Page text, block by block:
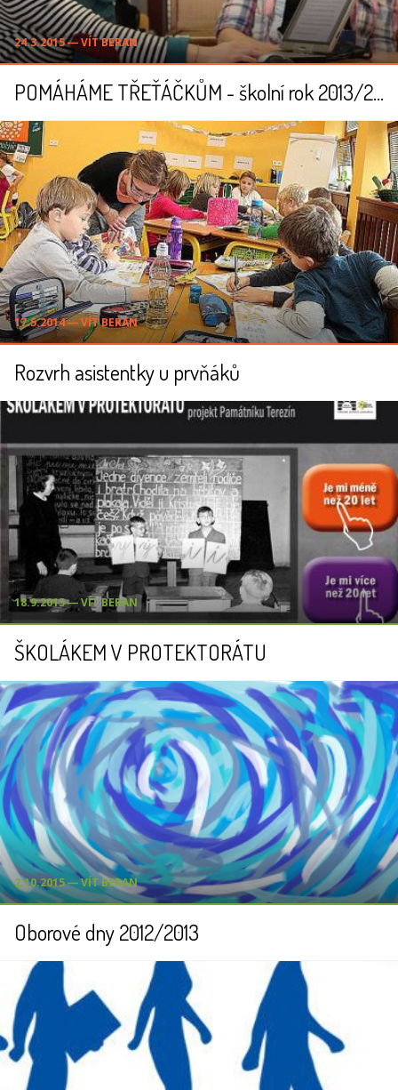
24.3.2015 ― VÍT BERAN
POMÁHÁME TŘEŤÁČKŮM - školní rok 2013/2014
17.5.2014 ― VÍT BERAN
Rozvrh asistentky u prvňáků
18.9.2015 ― VÍT BERAN
ŠKOLÁKEM V PROTEKTORÁTU
2.10.2015 ― VÍT BERAN
Oborové dny 2012/2013